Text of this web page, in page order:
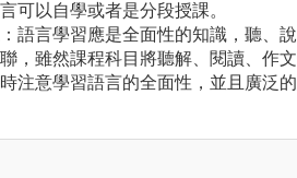
可以自學或者是分段授課。
語言學習應是全面性的知識，聽、
，雖然課程科目將聽解、閱讀、作
注意學習語言的全面性，並且廣泛的